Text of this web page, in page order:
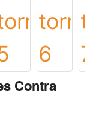
Contra